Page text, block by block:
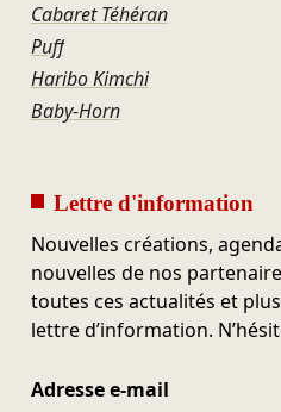
Cabaret Téhéran
Puff
Haribo Kimchi
Baby-Horn
Lettre d'information
Nouvelles créations,
nouvelles de nos
toutes ces actualités et
lettre d’information.
Adresse e-mail